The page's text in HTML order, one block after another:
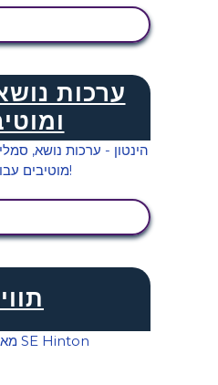
ערכות